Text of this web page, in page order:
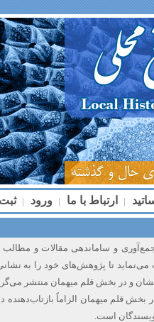
| ارتباط با ما | ورود |
جمع‌آوری و ساماندهی مقالات و
تا پژوهش‌های خود را به
و در بخش قلم میهمان منتشر
قلم میهمان الزاماً بازتاب‌دهنده
است.